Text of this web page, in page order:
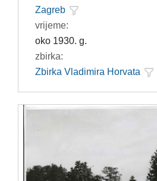
Zagreb
vrijeme:
oko 1930. g.
zbirka:
Zbirka Vladimira Horvata